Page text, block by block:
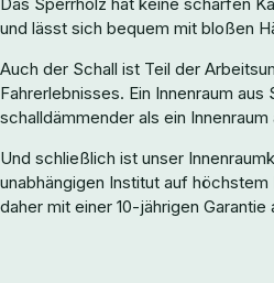
und lässt sich bequem mit bloßen
Auch der Schall ist Teil der
Fahrerlebnisses. Ein Innenraum
schalldämmender als ein
Und schließlich ist unser
unabhängigen Institut auf
daher mit einer 10-jährigen